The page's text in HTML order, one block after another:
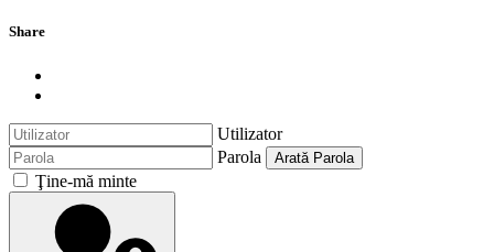
Share
Utilizator
Parola
Arată Parola
Ţine-mă minte